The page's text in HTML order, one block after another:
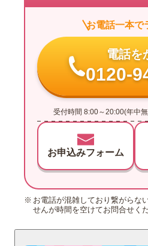
お電話一本で
電話を
0120-
受付時間 8:00～20:00(年中
お申込みフォーム
お電話が混雑しており繋がらな
せんが時間を空けてお問合せく